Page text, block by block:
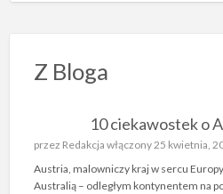
Z Bloga
10 ciekawostek o
przez Redakcja włączony 25 kwietnia,
Austria, malowniczy kraj w sercu
Australią – odległym kontynentem na